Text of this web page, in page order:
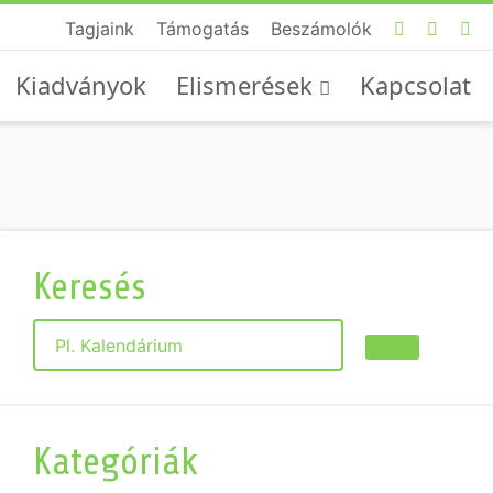
Tagjaink Támogatás Beszámolók
Kiadványok Elismerések Kapcsolat
Keresés
Keresés
Kategóriák